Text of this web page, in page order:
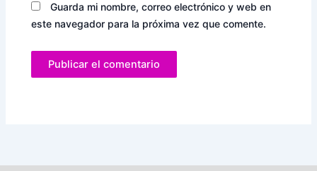
Guarda mi nombre, correo electrónico y web en
este navegador para la próxima vez que comente.